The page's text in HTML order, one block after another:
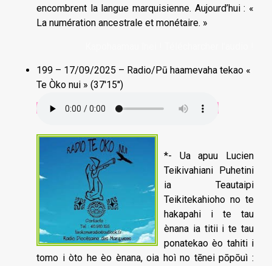
encombrent la langue marquisienne. Aujourd’hui : «
La numération ancestrale et monétaire. »
199 – 17/09/2025 – Radio/Pū haamevaha tekao «
Te Òko nui » (37'15'')
*- Ua apuu Lucien
Teikivahiani Puhetini
ia Teautaipi
Teikitekahioho no te
hakapahi i te tau
ènana ia titii i te tau
ponatekao èo tahiti i
tomo i òto he èo ènana, oia hoì no tēnei pōpōuì :